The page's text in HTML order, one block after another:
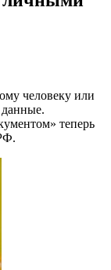
человеку или
теперь